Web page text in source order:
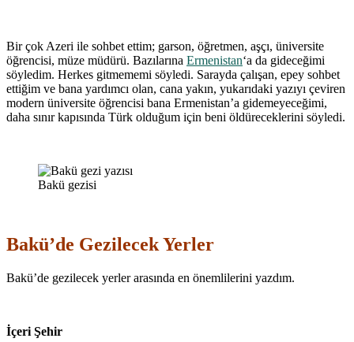
Bir çok Azeri ile sohbet ettim; garson, öğretmen, aşçı, üniversite
öğrencisi, müze müdürü. Bazılarına Ermenistan‘a da gideceğimi
söyledim. Herkes gitmememi söyledi. Sarayda çalışan, epey sohbet
ettiğim ve bana yardımcı olan, cana yakın, yukarıdaki yazıyı çeviren
modern üniversite öğrencisi bana Ermenistan’a gidemeyeceğimi,
daha sınır kapısında Türk olduğum için beni öldüreceklerini söyledi.
Bakü gezisi
Bakü’de Gezilecek Yerler
Bakü’de gezilecek yerler arasında en önemlilerini yazdım.
İçeri Şehir